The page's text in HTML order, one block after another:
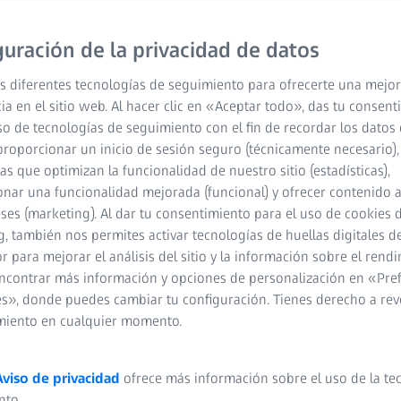
la familia ZEISS
es única en su clase. Las máquinas de medición de coordenadas
y flexibilidad de sensores. Benefíciese de una tecnología
y resultados de medición de gran precisión para una amplia
fiables, las CMM ZEISS SPECTRUM también ofrecen
nuevo escáner láser ZEISS LineScan One. El escaneado óptico
de la privacidad de datos
diferentes tecnologías de seguimiento para ofrecerte una mejor
en el sitio web. Al hacer clic en «Aceptar todo», das tu
de tecnologías de seguimiento con el fin de recordar los datos
un inicio de sesión seguro (técnicamente
que optimizan la funcionalidad de nuestro sitio (estadísticas),
una funcionalidad mejorada (funcional) y ofrecer contenido
(marketing). Al dar tu consentimiento para el uso de cookies
también nos permites activar tecnologías de huellas digitales
para mejorar el análisis del sitio y la información sobre el
más información y opciones de personalización en
donde puedes cambiar tu configuración. Tienes derecho a
en cualquier momento.
de privacidad ofrece más información sobre el uso de la